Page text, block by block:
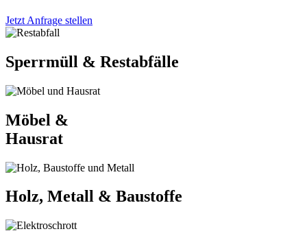
Jetzt Anfrage stellen
Sperrmüll & Restabfälle
Möbel &
Hausrat
Holz, Metall & Baustoffe